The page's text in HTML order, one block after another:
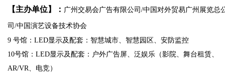
【主办单位】： 广州交易会广告有限公司/中国对外贸易广州展览总
司/中国演艺设备技术协会
9 号馆：LED显示及配套：智慧城市、智慧园区、安防监控
10号馆：LED显示及配套：户外广告屏、泛娱乐（影院、舞台租赁、
AR/VR、电竞）